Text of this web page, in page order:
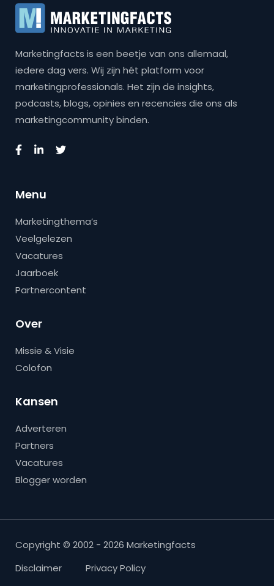
Marketingfacts is een beetje van ons allemaal,
iedere dag vers. Wij zijn hét platform voor
marketingprofessionals. Het zijn de insights,
podcasts, blogs, opinies en recencies die ons als
marketingcommunity binden.
Menu
Marketingthema’s
Veelgelezen
Vacatures
Jaarboek
Partnercontent
Over
Missie & Visie
Colofon
Kansen
Adverteren
Partners
Vacatures
Blogger worden
Copyright © 2002 - 2026 Marketingfacts
Disclaimer
Privacy Policy